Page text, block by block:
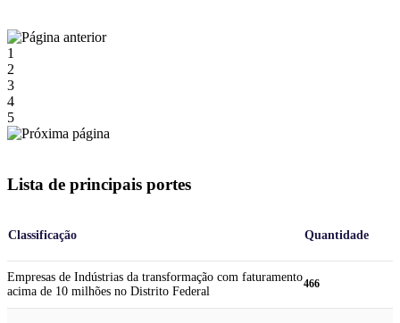
1
2
3
4
5
Lista de principais portes
Classificação Quantidade
Empresas de Indústrias da transformação com faturamento
acima de 10 milhões no Distrito Federal
466